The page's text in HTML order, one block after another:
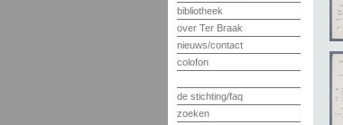
bibliotheek
over Ter Braak
nieuws/contact
colofon
de stichting/faq
zoeken